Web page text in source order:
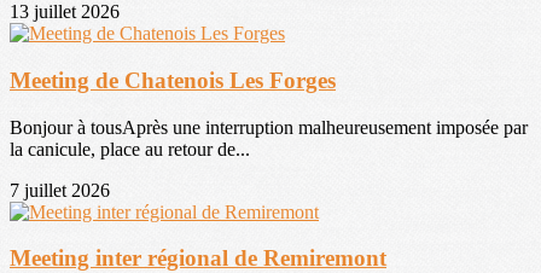
13 juillet 2026
Meeting de Chatenois Les Forges
Bonjour à tousAprès une interruption malheureusement imposée par
la canicule, place au retour de...
7 juillet 2026
Meeting inter régional de Remiremont